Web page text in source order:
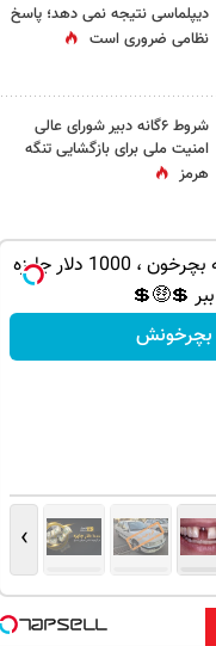
دیپلماسی نتیجه‌ نمی دهد؛ پاسخ
نظامی ضروری است
شروط ۶گانه دبیر شورای عالی
امنیت ملی برای بازگشایی تنگه
هرمز
بازی کن ، گردونه بچرخون ، 1000 دلار جایزه
ببر 💲🤑💲
بچرخونش
›